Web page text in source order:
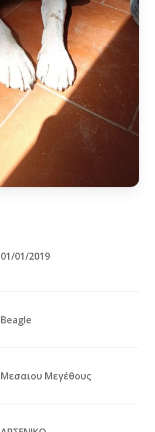
01/01/2019
Beagle
Μεσαιου Μεγέθους